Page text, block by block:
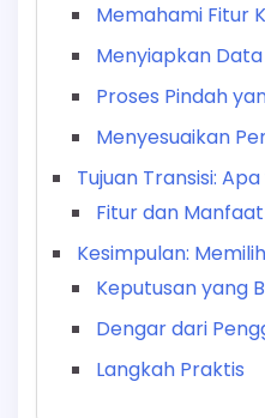
Memahami Fitur
Menyiapkan
Proses Pindah
Menyesuaikan
Tujuan Transisi:
Fitur dan Manfaat
Kesimpulan:
Keputusan yang
Dengar dari
Langkah Praktis